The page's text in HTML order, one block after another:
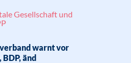
Gesellschaft und
warnt vor
änd